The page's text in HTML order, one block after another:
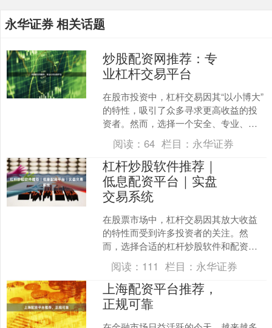
永华证券 相关话题
炒股配资网推荐：专
业杠杆交易平台
在股市投资中，杠杆交易因其“以小博大”
的特性，吸引了众多寻求更高收益的投
资者。然而，选择一个安全、专业、透
明的配资平台，是成功进行杠杆交易的
第一步。本文将为您深....
阅读： 64 栏目： 永华证券
杠杆炒股软件推荐｜
低息配资平台｜实盘
交易系统
在股票市场中，杠杆交易因其放大收益
的特性而受到许多投资者的关注。然
而，选择合适的杠杆炒股软件和配资平
台配资知识网，是实现稳健收益的关
键。本文将为您推荐几款值得关....
阅读： 111 栏目： 永华证券
上海配资平台推荐，
正规可靠